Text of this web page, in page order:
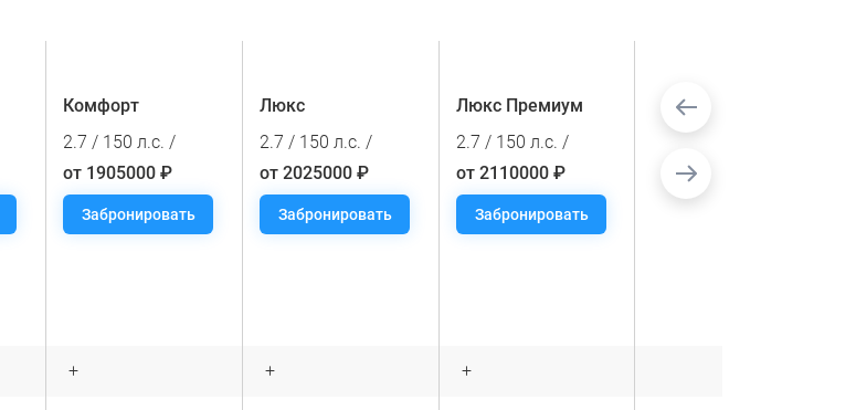
Комфорт
2.7 / 150 л.с. /
от 1905000 ₽
Забронировать
+
Люкс
2.7 / 150 л.с. /
от 2025000 ₽
Забронировать
+
Люкс Премиум
2.7 / 150 л.с. /
от 2110000 ₽
Забронировать
+
Комфорт
от 2140000 ₽